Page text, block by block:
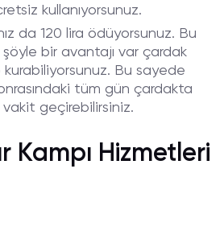
kullanıyorsunuz.
da 120 lira ödüyorsunuz. Bu
şöyle bir avantajı var çardak
kurabiliyorsunuz. Bu sayede
tüm gün çardakta
geçirebilirsiniz.
Kampı Hizmetleri